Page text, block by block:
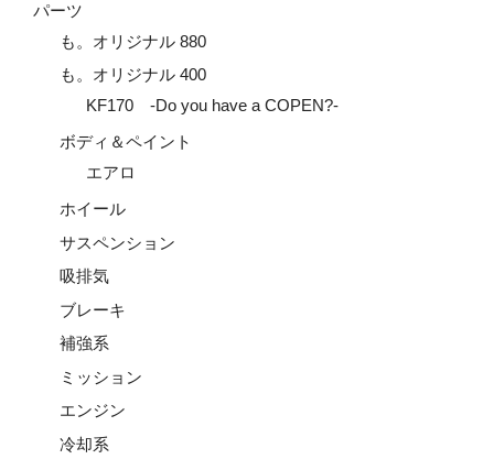
パーツ
も。オリジナル 880
も。オリジナル 400
KF170 -Do you have a COPEN?-
ボディ＆ペイント
エアロ
ホイール
サスペンション
吸排気
ブレーキ
補強系
ミッション
エンジン
冷却系